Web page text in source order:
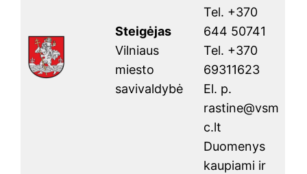
Steigėjas
Vilniaus
miesto
savivaldybė
Tel. +370
644 50741
Tel. +370
69311623
El. p.
rastine@vsm
c.lt
Duomenys
kaupiami ir